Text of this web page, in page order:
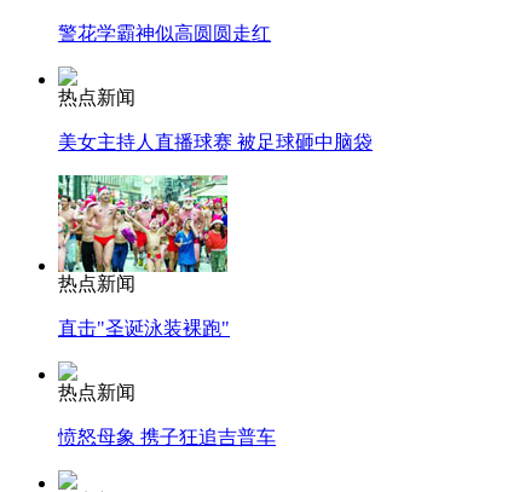
司机酒驾遇交警 急速倒车逃窜
警花学霸神似高圆圆走红
热点新闻
美女主持人直播球赛 被足球砸中脑袋
热点新闻
直击"圣诞泳装裸跑"
热点新闻
愤怒母象 携子狂追吉普车